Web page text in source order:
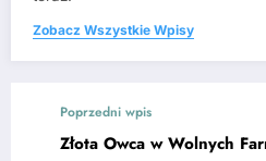
Zobacz Wszystkie Wpisy
Poprzedni wpis
Złota Owca w